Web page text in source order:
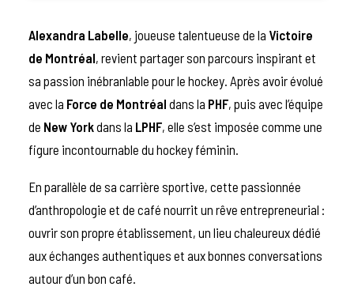
Alexandra Labelle, joueuse talentueuse de la Victoire
de Montréal, revient partager son parcours inspirant et
sa passion inébranlable pour le hockey. Après avoir évolué
avec la Force de Montréal dans la PHF, puis avec l’équipe
de New Yorkdans la LPHF, elle s’est imposée comme une
figure incontournable du hockey féminin.
En parallèle de sa carrière sportive, cette passionnée
d’anthropologie et de café nourrit un rêve entrepreneurial :
ouvrir son propre établissement, un lieu chaleureux dédié
aux échanges authentiques et aux bonnes conversations
autour d’un bon café.